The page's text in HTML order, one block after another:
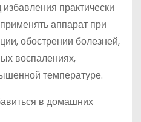
практически
аппарат при
обострении болезней,
воспалениях,
температуре.